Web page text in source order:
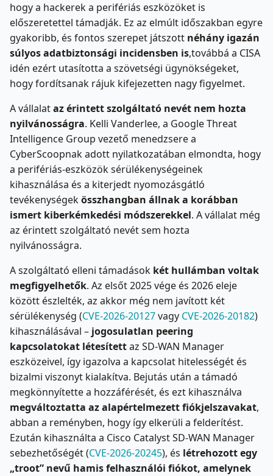
hogy a hackerek a perifériás eszközöket is
előszeretettel támadják. Ez az elmúlt időszakban egyre
gyakoribb, és fontos szerepet játszott néhány igazán
súlyos adatbiztonsági incidensben is,továbbá a CISA
idén ezért utasította a szövetségi ügynökségeket,
hogy fordítsanak rájuk kifejezetten nagy figyelmet.
A vállalataz érintett szolgáltató nevét nem hozta
nyilvánosságra. Kelli Vanderlee, a Google Threat
Intelligence Group vezető menedzsere a
CyberScoopnak adott nyilatkozatában elmondta, hogy
a perifériás-eszközök sérülékenységeinek
kihasználása és a kiterjedt nyomozásgátló
tevékenységekösszhangban állnak a korábban
ismert kiberkémkedési módszerekkel. A vállalat még
az érintett szolgáltató nevét sem hozta
nyilvánosságra.
A szolgáltató elleni támadások két hullámban voltak
megfigyelhetők. Az elsőt 2025 vége és 2026 eleje
között észlelték, az akkor még nem javított két
sérülékenység (CVE-2026-20127vagy CVE-2026-20182)
kihasználásával – jogosulatlan peering
kapcsolatokat létesítettaz SD-WAN Manager
eszközeivel, így igazolva a kapcsolat hitelességét és
bizalmi viszonyt kialakítva. Bejutás után a támadó
megkönnyítette a hozzáférését, és ezt kihasználva
megváltoztatta az alapértelmezett fiókjelszavakat,
abban a reményben, hogy így elkerüli a felderítést.
Ezután kihasználta a Cisco Catalyst SD-WAN Manager
sebezhetőségét (CVE-2026-20245), és létrehozott egy
„troot” nevű hamis felhasználói fiókot, amelynek